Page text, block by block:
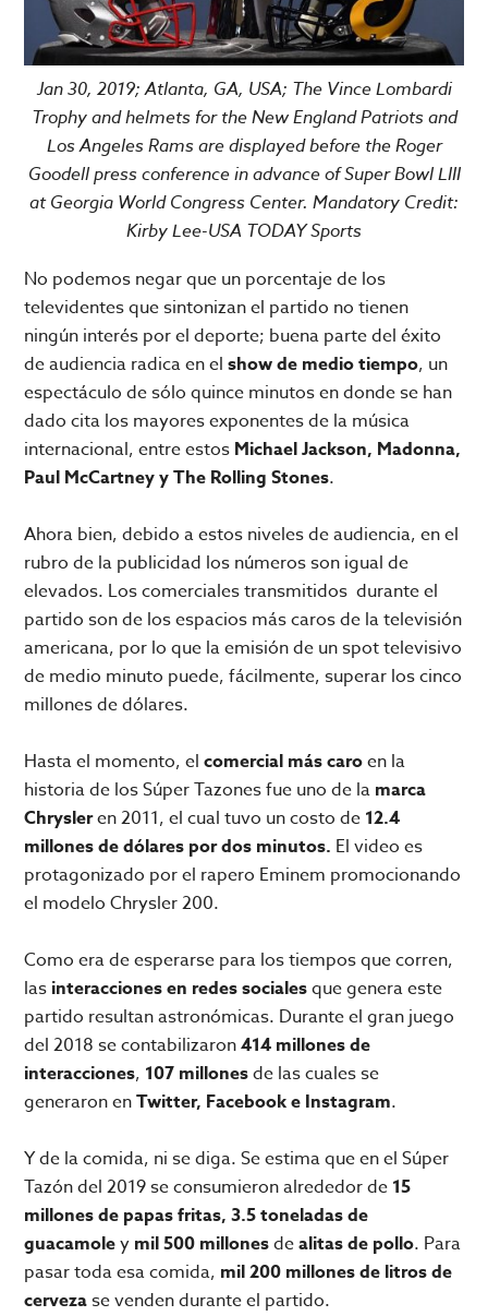
Jan 30, 2019; Atlanta, GA, USA; The Vince Lombardi
Trophy and helmets for the New England Patriots and
Los Angeles Rams are displayed before the Roger
Goodell press conference in advance of Super Bowl LIII
at Georgia World Congress Center. Mandatory Credit:
Kirby Lee-USA TODAY Sports
No podemos negar que un porcentaje de los
televidentes que sintonizan el partido no tienen
ningún interés por el deporte; buena parte del éxito
de audiencia radica en elshow de medio tiempo, un
espectáculo de sólo quince minutos en donde se han
dado cita los mayores exponentes de la música
internacional, entre estos Michael Jackson, Madonna,
Paul McCartney y The Rolling Stones.
Ahora bien, debido a estos niveles de audiencia, en el
rubro de la publicidad los números son igual de
elevados. Los comerciales transmitidos durante el
partido son de los espacios más caros de la televisión
americana, por lo que la emisión de un spot televisivo
de medio minuto puede, fácilmente, superar los cinco
millones de dólares.
Hasta el momento, elcomercial más caroen la
historia de los Súper Tazones fue uno de la marca
Chrysleren 2011, el cual tuvo un costo de 12.4
millones de dólares por dos minutos. El video es
protagonizado por el rapero Eminem promocionando
el modelo Chrysler 200.
Como era de esperarse para los tiempos que corren,
las interacciones en redes socialesque genera este
partido resultan astronómicas. Durante el gran juego
del 2018 se contabilizaron414 millones de
interacciones, 107 millonesde las cuales se
generaron enTwitter, Facebook e Instagram.
Y de la comida, ni se diga. Se estima que en el Súper
Tazón del 2019 se consumieron alrededor de 15
millones de papas fritas, 3.5 toneladas de
guacamoley mil 500 millonesdealitas de pollo. Para
pasar toda esa comida, mil 200 millones de litros de
cervezase venden durante el partido.